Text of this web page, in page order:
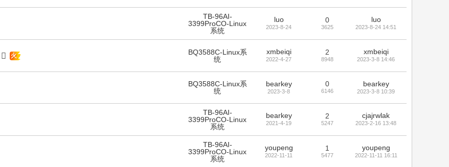
TB-96AI-
3399ProCO-Linux
系统
luo
2023-8-24
0
3625
luo
2023-8-24 14:51
火
BQ3588C-Linux系
统
xmbeiqi
2022-4-27
2
8948
xmbeiqi
2023-3-8 14:46
BQ3588C-Linux系
统
bearkey
2023-3-8
0
6146
bearkey
2023-3-8 10:39
TB-96AI-
3399ProCO-Linux
系统
bearkey
2021-4-19
2
5247
cjajrwlak
2023-2-16 13:48
TB-96AI-
3399ProCO-Linux
系统
youpeng
2022-11-11
1
5477
youpeng
2022-11-11 16:11